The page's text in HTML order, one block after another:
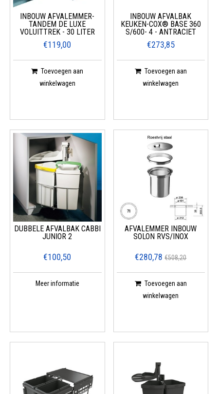
INBOUW AFVALEMMER-
TANDEM DE LUXE
VOLUITTREK - 30 LITER
€119,00
Toevoegen aan
winkelwagen
INBOUW AFVALBAK
KEUKEN-COX® BASE 360
S/600- 4 - ANTRACIET
€273,85
Toevoegen aan
winkelwagen
DUBBELE AFVALBAK CABBI
JUNIOR 2
€100,50
Meer informatie
AFVALEMMER INBOUW
SOLON RVS/INOX
€280,78 €508,20
Toevoegen aan
winkelwagen